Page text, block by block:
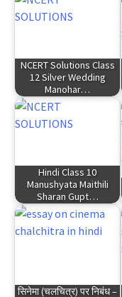
NCERT Solutions Class
12 Silver Wedding
Manohar…
Hindi Class 10
Manushyata Maithili
Sharan Gupt…
सिनेमा (चलचित्र) पर निबंध –